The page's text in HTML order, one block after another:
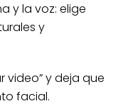
y la voz: elige
y
video” y deja que
facial.